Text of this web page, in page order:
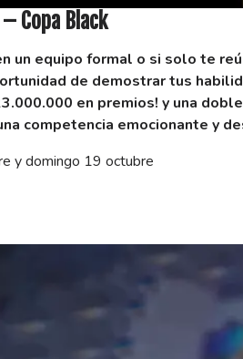
Copa Black
un equipo formal o si solo te
de demostrar tus
en premios! y una
competencia emocionante y
y domingo 19 octubre